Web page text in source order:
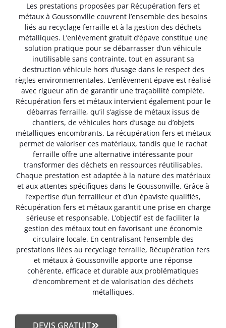
Les prestations proposées par Récupération fers et
métaux à Goussonville couvrent l’ensemble des besoins
liés au recyclage ferraille et à la gestion des déchets
métalliques. L’enlèvement gratuit d’épave constitue une
solution pratique pour se débarrasser d’un véhicule
inutilisable sans contrainte, tout en assurant sa
destruction véhicule hors d’usage dans le respect des
règles environnementales. L’enlèvement épave est réalisé
avec rigueur afin de garantir une traçabilité complète.
Récupération fers et métaux intervient également pour le
débarras ferraille, qu’il s’agisse de métaux issus de
chantiers, de véhicules hors d’usage ou d’objets
métalliques encombrants. La récupération fers et métaux
permet de valoriser ces matériaux, tandis que le rachat
ferraille offre une alternative intéressante pour
transformer des déchets en ressources réutilisables.
Chaque prestation est adaptée à la nature des matériaux
et aux attentes spécifiques dans le Goussonville. Grâce à
l’expertise d’un ferrailleur et d’un épaviste qualifiés,
Récupération fers et métaux garantit une prise en charge
sérieuse et responsable. L’objectif est de faciliter la
gestion des métaux tout en favorisant une économie
circulaire locale. En centralisant l’ensemble des
prestations liées au recyclage ferraille, Récupération fers
et métaux à Goussonville apporte une réponse
cohérente, efficace et durable aux problématiques
d’encombrement et de valorisation des déchets
métalliques.
DEVIS GRATUIT